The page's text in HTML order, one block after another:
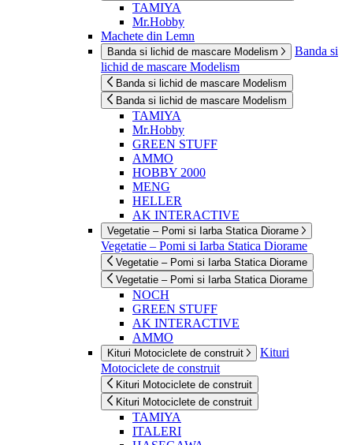
TAMIYA
Mr.Hobby
Machete din Lemn
Banda si lichid de mascare Modelism
Banda si
lichid de mascare Modelism
Banda si lichid de mascare Modelism
Banda si lichid de mascare Modelism
TAMIYA
Mr.Hobby
GREEN STUFF
AMMO
HOBBY 2000
MENG
HELLER
AK INTERACTIVE
Vegetatie – Pomi si Iarba Statica Diorame
Vegetatie – Pomi si Iarba Statica Diorame
Vegetatie – Pomi si Iarba Statica Diorame
Vegetatie – Pomi si Iarba Statica Diorame
NOCH
GREEN STUFF
AK INTERACTIVE
AMMO
Kituri Motociclete de construit
Kituri
Motociclete de construit
Kituri Motociclete de construit
Kituri Motociclete de construit
TAMIYA
ITALERI